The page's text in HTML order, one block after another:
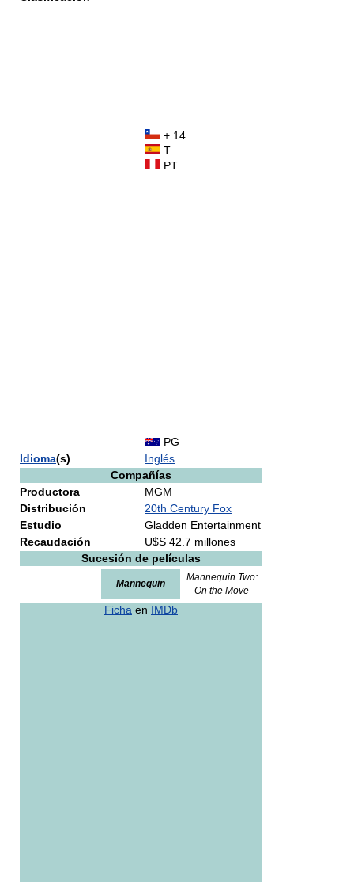
+ 14
T
PT
PG
Idioma(s)
Inglés
Compañías
Productora
MGM
Distribución
20th Century Fox
Estudio
Gladden Entertainment
Recaudación
U$S 42.7 millones
Sucesión de películas
Mannequin
Mannequin Two:
On the Move
Ficha en IMDb